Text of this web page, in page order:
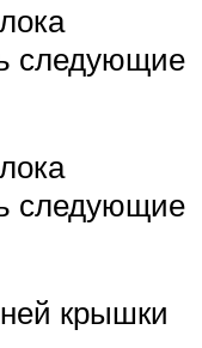
следующие
следующие
крышки